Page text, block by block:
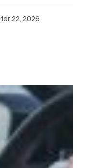
22, 2026
publiée.Les
avec*